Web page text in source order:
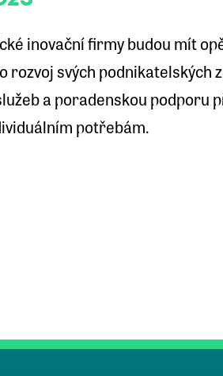
inovační firmy budou mít
rozvoj svých podnikatelských
a poradenskou podporu
potřebám.